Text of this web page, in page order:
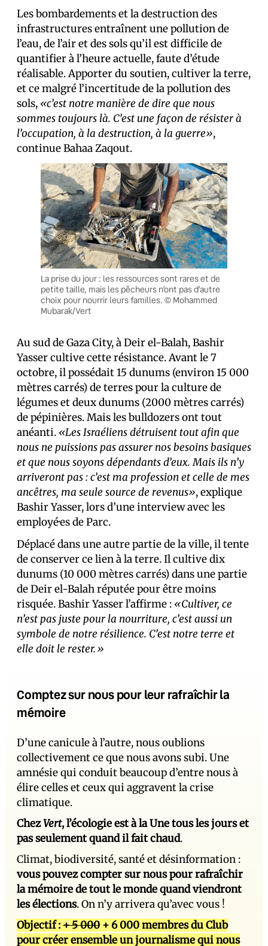
Les bombardements et la destruction des
infrastructures entraînent une pollution de
l’eau, de l’air et des sols qu’il est difficile de
quantifier à l’heure actuelle, faute d’étude
réalisable. Apporter du soutien, cultiver la terre,
et ce malgré l’incertitude de la pollution des
sols, «c’est notre manière de dire que nous
sommes toujours là. C’est une façon de résister à
l’occupation, à la destruction, à la guerre»,
continue Bahaa Zaqout.
La prise du jour : les ressources sont rares et de
petite taille, mais les pêcheurs n’ont pas d’autre
choix pour nourrir leurs familles. © Mohammed
Mubarak/Vert
Au sud de Gaza City, à Deir el-Balah, Bashir
Yasser cultive cette résistance. Avant le 7
octobre, il possédait 15 dunums (environ 15 000
mètres carrés) de terres pour la culture de
légumes et deux dunums (2000 mètres carrés)
de pépinières. Mais les bulldozers ont tout
anéanti. «Les Israéliens détruisent tout afin que
nous ne puissions pas assurer nos besoins basiques
et que nous soyons dépendants d’eux. Mais ils n’y
arriveront pas : c’est ma profession et celle de mes
ancêtres, ma seule source de revenus», explique
Bashir Yasser, lors d’une interview avec les
employé·es de Parc.
Déplacé dans une autre partie de la ville, il tente
de conserver ce lien à la terre. Il cultive dix
dunums (10 000 mètres carrés) dans une partie
de Deir el-Balah réputée pour être moins
risquée. Bashir Yasser l’affirme : «Cultiver, ce
n’est pas juste pour la nourriture, c’est aussi un
symbole de notre résilience. C’est notre terre et
elle doit le rester.»
Comptez sur nous pour leur rafraîchir la
mémoire
D’une canicule à l’autre, nous oublions
collectivement ce que nous avons subi. Une
amnésie qui conduit beaucoup d’entre nous à
élire celles et ceux qui aggravent la crise
climatique.
ChezVert, l’écologie est à la Une tous les jours et
pas seulement quand il fait chaud.
Climat, biodiversité, santé et désinformation :
vous pouvez compter sur nous pour rafraîchir
la mémoire de tout le monde quand viendront
les élections. On n’y arrivera qu’avec vous !
Objectif :+ 5 000 + 6 000 membres du Club
pour créer ensemble un journalisme qui nous